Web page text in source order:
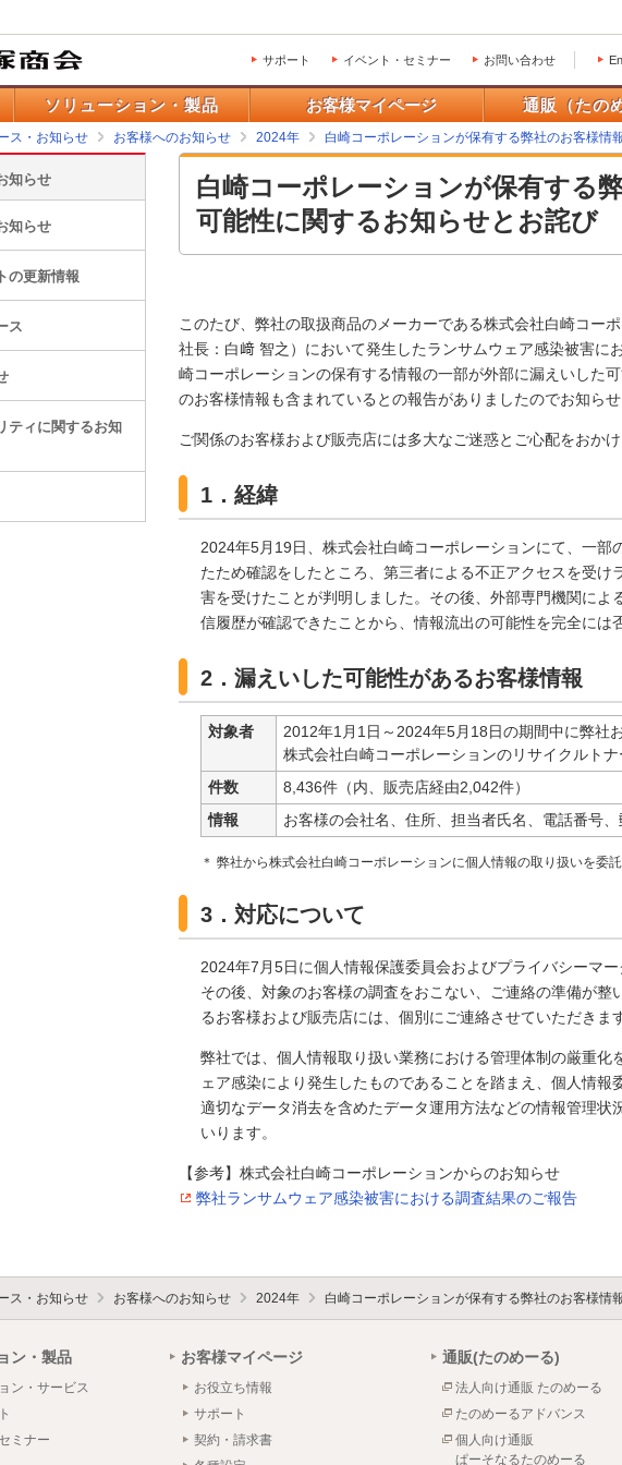
サポート イベント・セミナー お問い合わせ
ソリューション・製品 お客様マイページ 通販（たの
ス・お知らせ お客様へのお知らせ 2024年 白崎コーポレーションが保有する弊社のお客様情
白崎コーポレーションが保有する
可能性に関するお知らせとお詫び
このたび、弊社の取扱商品のメーカーである株式会社白崎コー
社長：白﨑 智之）において発生したランサムウェア感染被害に
崎コーポレーションの保有する情報の一部が外部に漏えいした
のお客様情報も含まれているとの報告がありましたのでお知らせ
ご関係のお客様および販売店には多大なご迷惑とご心配をおか
1．経緯
2024年5月19日、株式会社白崎コーポレーションにて、一部
たため確認をしたところ、第三者による不正アクセスを受
害を受けたことが判明しました。その後、外部専門機関によ
信履歴が確認できたことから、情報流出の可能性を完全には
2．漏えいした可能性があるお客様情報
対象者
2012年1月1日～2024年5月18日の期間中に弊社
株式会社白崎コーポレーションのリサイクルト
件数
8,436件（内、販売店経由2,042件）
情報
お客様の会社名、住所、担当者氏名、電話番号
＊ 弊社から株式会社白崎コーポレーションに個人情報の取り扱いを委
3．対応について
2024年7月5日に個人情報保護委員会およびプライバシーマー
その後、対象のお客様の調査をおこない、ご連絡の準備が
るお客様および販売店には、個別にご連絡させていただきます
弊社では、個人情報取り扱い業務における管理体制の厳重化
ェア感染により発生したものであることを踏まえ、個人情
適切なデータ消去を含めたデータ運用方法などの情報管理状
いります。
【参考】株式会社白崎コーポレーションからのお知らせ
弊社ランサムウェア感染被害における調査結果のご報告
知らせ
知らせ
の更新情報
ス
ティに関するお知
ス・お知らせ お客様へのお知らせ 2024年 白崎コーポレーションが保有する弊社のお客様情
ン・製品
ン・サービス
ミナー
お客様マイページ
お役立ち情報
サポート
契約・請求書
通販(たのめーる)
法人向け通販 たのめーる
たのめーるアドバンス
個人向け通販
ぱーそなるたのめーる